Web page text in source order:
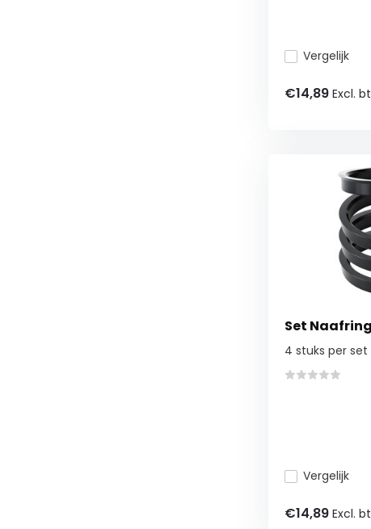
Vergelijk
€14,89 Excl.
Set
4 stuks per set
Vergelijk
€14,89 Excl.